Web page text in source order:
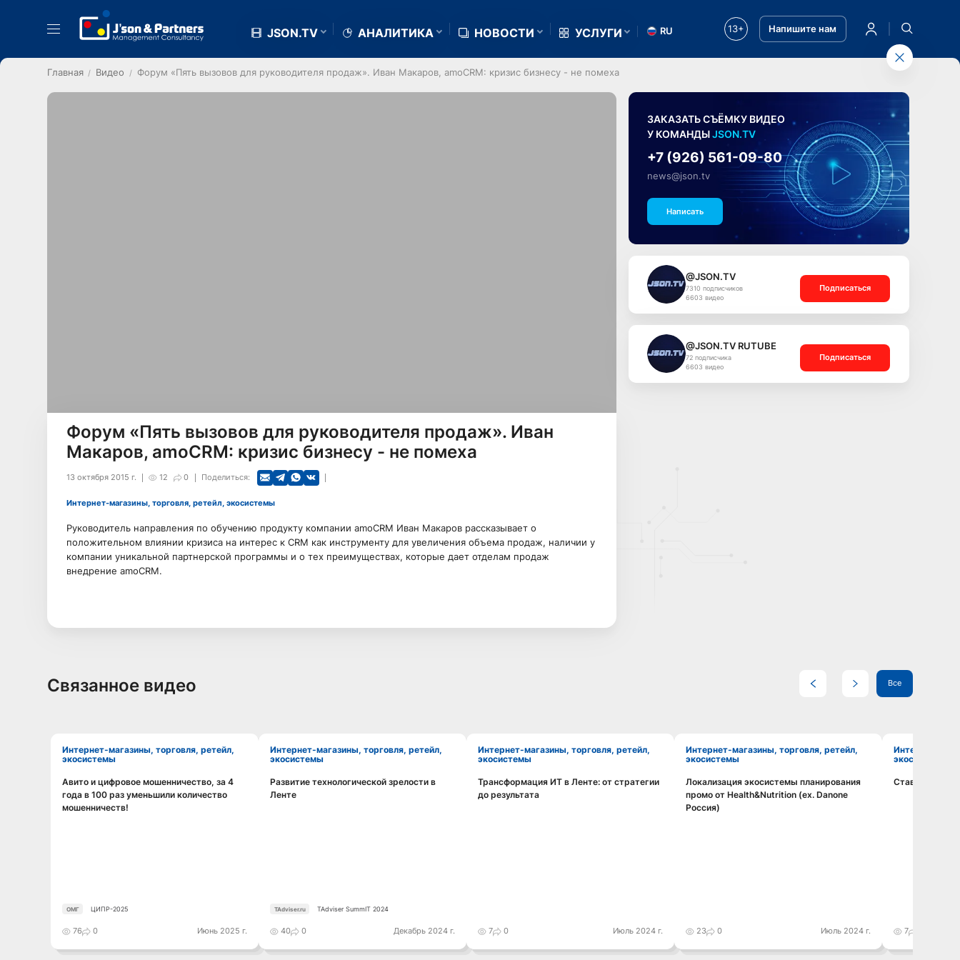
JSON.TV АНАЛИТИКА НОВОСТИ УСЛУГИ RU 13+ Напишите нам
Главная Видео Форум «Пять вызовов для руководителя продаж». Иван Макаров, amoCRM: кризис бизнесу - не помеха
Форум «Пять вызовов для руководителя продаж». Иван
Макаров, amoCRM: кризис бизнесу - не помеха
12 0
13 октября 2015 г. Поделиться:
Интернет-магазины, торговля, ретейл, экосистемы
Руководитель направления по обучению продукту компании amoCRM Иван Макаров рассказывает о
положительном влиянии кризиса на интерес к CRM как инструменту для увеличения объема продаж, наличии у
компании уникальной партнерской программы и о тех преимуществах, которые дает отделам продаж
внедрение amoCRM.
ЗАКАЗАТЬ СЪЁМКУ ВИДЕО
У КОМАНДЫJSON.TV
+7 (926) 561-09-80
news@json.tv
Написать
@JSON.TV
7310 подписчиков
6603 видео
Подписаться
@JSON.TV RUTUBE
72 подписчика
6603 видео
Подписаться
Связанное видео Все
Интернет-магазины, торговля, ретейл,
экосистемы
Смотреть видео
Авито и цифровое мошенничество, за 4
года в 100 раз уменьшили количество
мошенничеств!
ОМГ ЦИПР-2025
76 0 Июнь 2025 г.
Интернет-магазины, торговля, ретейл,
экосистемы
Смотреть видео
Развитие технологической зрелости в
Ленте
TAdviser.ru TAdviser SummIT 2024
40 0 Декабрь 2024 г.
Интернет-магазины, торговля, ретейл,
экосистемы
Смотреть видео
Трансформация ИТ в Ленте: от стратегии
до результата
7 0 Июль 2024 г.
Интернет-магазины, торговля, ретейл,
экосистемы
Смотреть видео
Локализация экосистемы планирования
промо от Health&Nutrition (ex. Danone
Россия)
23 0 Июль 2024 г.
Интернет-магазины, торговля, ретейл,
экосистемы
Ставка на
7